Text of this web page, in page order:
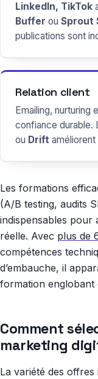
LinkedIn, TikTok
Buffer ou Sprout
publications sont
Relation client
Emailing, nurturing
confiance durable.
ou Drift
Les formations
(A/B testing, audits
indispensables pour
réelle. Avec plus de
compétences
d’embauche, il
formation englobant
Comment
marketing
La variété des